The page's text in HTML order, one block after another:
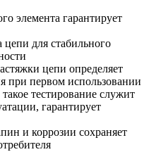
элемента гарантирует
цепи для стабильного
цепи определяет
при первом использовании
тестирование служит
гарантирует
и коррозии сохраняет